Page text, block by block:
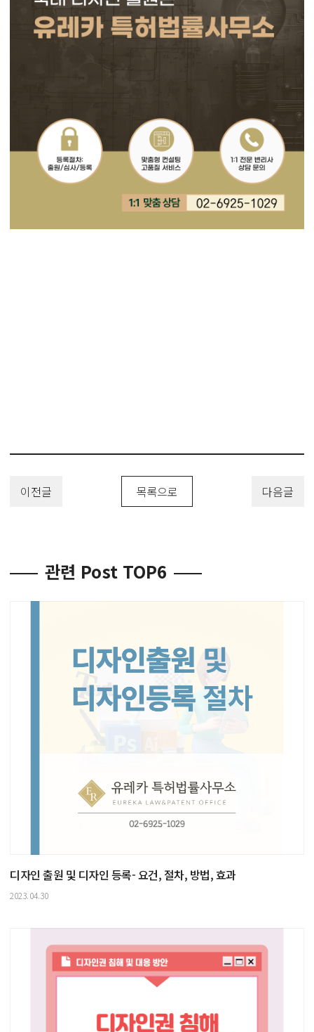
이전글 목록으로 다음글
관련 Post TOP6
디자인 출원 및 디자인 등록- 요건, 절차, 방법, 효과
2023.04.30